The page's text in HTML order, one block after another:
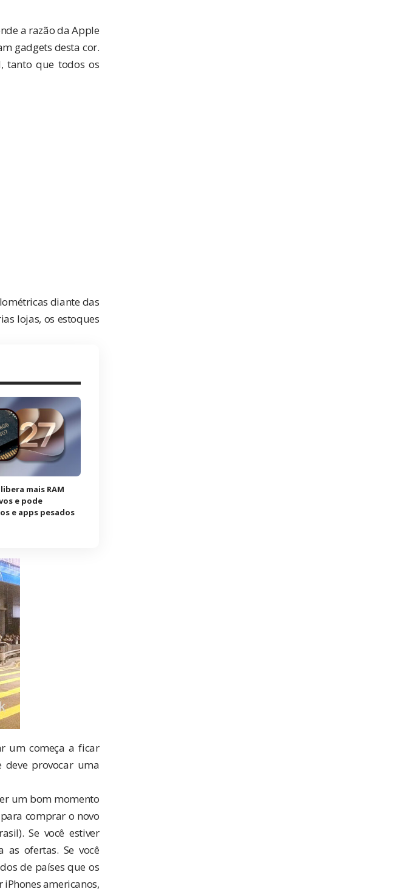
a razão da Apple
gadgets desta cor.
tanto que todos os
diante das
lojas, os estoques
mais RAM
e pode
e apps pesados
um começa a ficar
provocar uma
um bom momento
comprar o novo
Se você estiver
ofertas. Se você
de países que os
iPhones americanos,